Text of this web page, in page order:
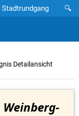
🔍
Stadtrundgang
Detailansicht